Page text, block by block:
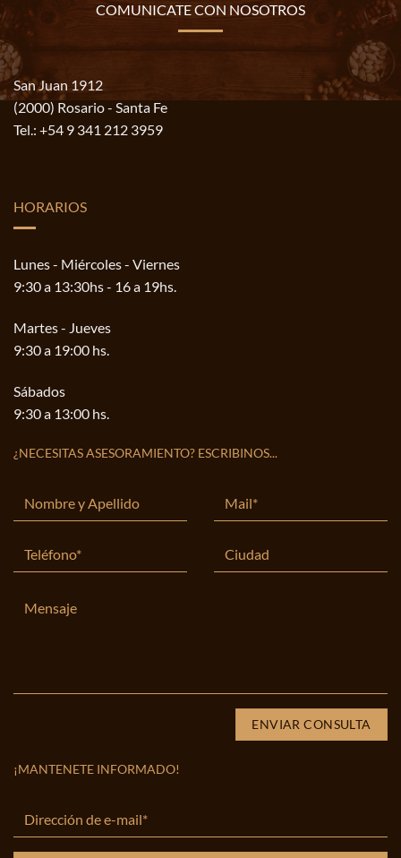
COMUNICATE CON NOSOTROS
San Juan 1912
(2000) Rosario - Santa Fe
Tel.: +54 9 341 212 3959
HORARIOS
Lunes - Miércoles - Viernes
9:30 a 13:30hs - 16 a 19hs.
Martes - Jueves
9:30 a 19:00 hs.
Sábados
9:30 a 13:00 hs.
¿NECESITAS ASESORAMIENTO? ESCRIBINOS...
¡MANTENETE INFORMADO!